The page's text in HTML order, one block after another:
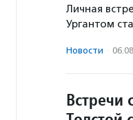
Личная
Ургантом
Новости ·
Встречи